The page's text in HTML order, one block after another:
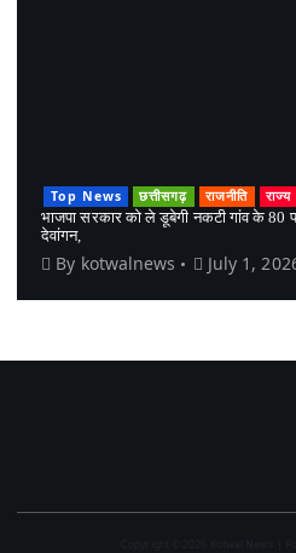
Top News छत्तीसगढ़ राजनीति
राज्य
भाजपा सरकार को ले डूबेगी नकटी गांव के
देवांगन,
By kotwalnews July 1,